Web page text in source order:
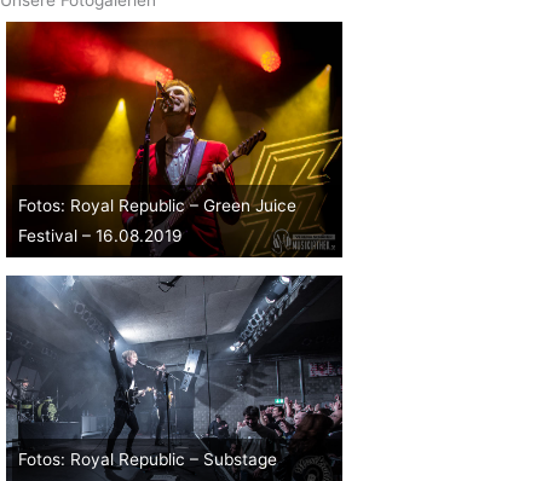
Fotos: Royal Republic – Green Juice
Festival – 16.08.2019
Fotos: Royal Republic – Substage